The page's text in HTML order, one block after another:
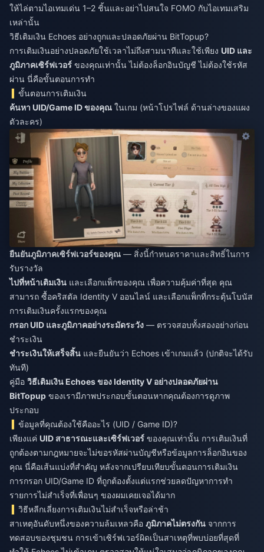
ให้ไล่ตามไอเทมเด่น 1–2 ชิ้นและอย่าไปสนใจ FOMO กับไอเทมเสริม
เหล่านั้น
วิธีเติมเงิน Echoes อย่างถูกและปลอดภัยผ่าน BitTopup?
การเติมเงินอย่างปลอดภัยใช้เวลาไม่ถึงสามนาทีและใช้เพียง UID และ
ภูมิภาคเซิร์ฟเวอร์ ของคุณเท่านั้น ไม่ต้องล็อกอินบัญชี ไม่ต้องใช้รหัส
ผ่าน นี่คือขั้นตอนการทำ
ขั้นตอนการเติมเงิน
ค้นหา UID/Game ID ของคุณ ในเกม (หน้าโปรไฟล์ ด้านล่างของแผง
ตัวละคร)
ยืนยันภูมิภาคเซิร์ฟเวอร์ของคุณ — สิ่งนี้กำหนดราคาและสิทธิ์ในการ
รับรางวัล
ไปที่หน้าเติมเงิน และเลือกแพ็กของคุณ เพื่อความคุ้มค่าที่สุด คุณ
สามารถ ซื้อคริสตัล Identity V ออนไลน์ และเลือกแพ็กที่กระตุ้นโบนัส
การเติมเงินครั้งแรกของคุณ
กรอก UID และภูมิภาคอย่างระมัดระวัง — ตรวจสอบทั้งสองอย่างก่อน
ชำระเงิน
ชำระเงินให้เสร็จสิ้น และยืนยันว่า Echoes เข้าเกมแล้ว (ปกติจะได้รับ
ทันที)
คู่มือ วิธีเติมเงิน Echoes ของ Identity V อย่างปลอดภัยผ่าน
BitTopup ของเรามีภาพประกอบขั้นตอนหากคุณต้องการดูภาพ
ประกอบ
ข้อมูลที่คุณต้องใช้คืออะไร (UID / Game ID)?
เพียงแค่ UID สาธารณะและเซิร์ฟเวอร์ ของคุณเท่านั้น การเติมเงินที่
ถูกต้องตามกฎหมายจะไม่ขอรหัสผ่านบัญชีหรือข้อมูลการล็อกอินของ
คุณ นี่คือเส้นแบ่งที่สำคัญ หลังจากเปรียบเทียบขั้นตอนการเติมเงิน
การกรอก UID/Game ID ที่ถูกต้องตั้งแต่แรกช่วยลดปัญหาการทำ
รายการไม่สำเร็จที่เพื่อนๆ ของผมเคยเจอได้มาก
วิธีหลีกเลี่ยงการเติมเงินไม่สำเร็จหรือล่าช้า
สาเหตุอันดับหนึ่งของความล้มเหลวคือ ภูมิภาคไม่ตรงกัน จากการ
ทดสอบของชุมชน การเข้าเซิร์ฟเวอร์ผิดเป็นสาเหตุที่พบบ่อยที่สุดที่